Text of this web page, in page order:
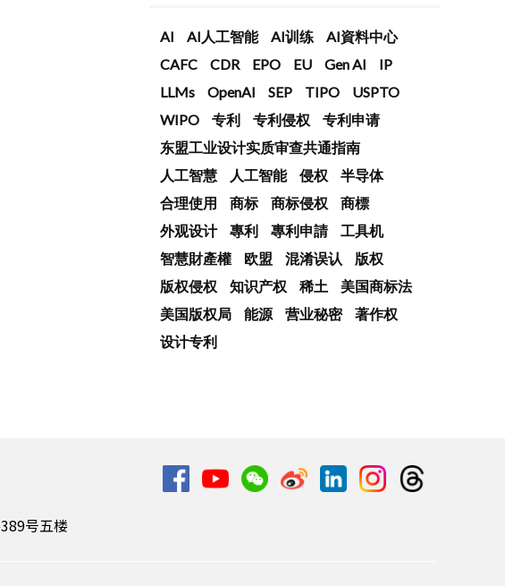
AI AI人工智能 AI训练
AI資料中心
CAFC
CDR EPO EU Gen AI
IP
LLMs
OpenAI SEP TIPO
USPTO
WIPO
专利 专利侵权
专利申请
东盟工业设计实质审查共通指南
人工智慧
人工智能 侵权
半导体
合理使用
商标 商标侵权
商標
外观设计
專利 專利申請
工具机
智慧財產權
欧盟 混淆误认
版权
版权侵权
知识产权 稀土
美国商标法
美国版权局
能源 营业秘密
著作权
设计专利
号五楼